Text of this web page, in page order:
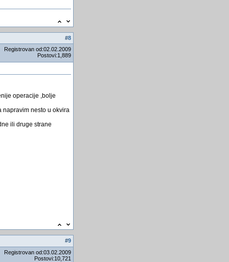
#8
Registrovan od:02.02.2009
Postovi:1,889
operacije ,bolje
napravim nesto u okvira
ili druge strane
#9
Registrovan od:03.02.2009
Postovi:10,721